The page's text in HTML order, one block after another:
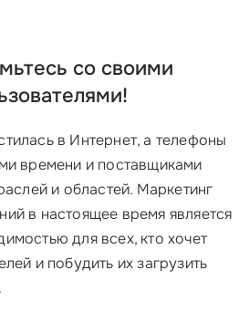
со своими
в Интернет, а телефоны
времени и поставщиками
и областей. Маркетинг
в настоящее время является
для всех, кто хочет
и побудить их загрузить